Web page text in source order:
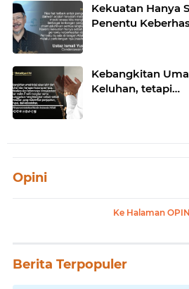
Kekuatan Hanya
Penentu
Kebangkitan
Keluhan, tetapi…
Opini
Ke Halaman
Berita Terpopuler